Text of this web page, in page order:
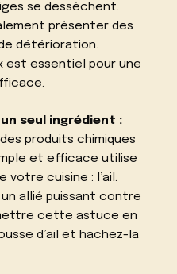
se dessèchent.
présenter des
détérioration.
est essentiel pour une
seul ingrédient :
produits chimiques
et efficace utilise
votre cuisine : l’ail.
un allié puissant contre
cette astuce en
d’ail et hachez-la